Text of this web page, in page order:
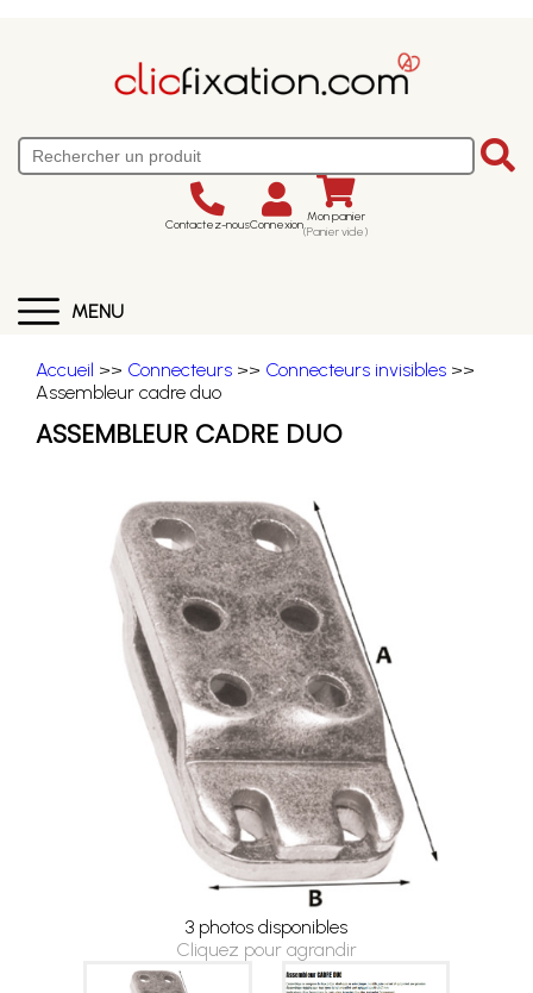
Contactez-nousConnexion Mon panier
(Panier vide)
MENU
Accueil >> Connecteurs >> Connecteurs invisibles >>
Assembleur cadre duo
ASSEMBLEUR CADRE DUO
3 photos disponibles
Cliquez pour agrandir